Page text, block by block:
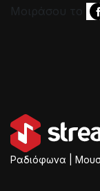
Μοιράσου το
Ραδιόφωνα |